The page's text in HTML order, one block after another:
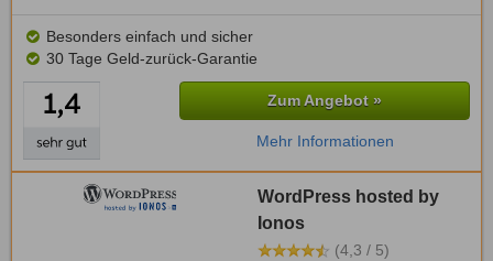
Besonders einfach und sicher
30 Tage Geld-zurück-Garantie
Zum Angebot »
Mehr Informationen
WordPress hosted by
Ionos
(4,3 / 5)